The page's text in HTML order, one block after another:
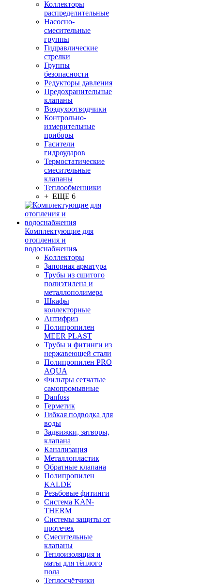
Коллекторы
распределительные
Насосно-
смесительные
группы
Гидравлические
стрелки
Группы
безопасности
Редукторы давления
Предохранительные
клапаны
Воздухоотводчики
Контрольно-
измерительные
приборы
Гасители
гидроударов
Термостатические
смесительные
клапаны
Теплообменники
+ ЕЩЕ 6
Комплектующие для
отопления и
водоснабжения
Коллекторы
Запорная арматура
Трубы из сшитого
полиэтилена и
металлополимера
Шкафы
коллекторные
Антифриз
Полипропилен
MEER PLAST
Трубы и фитинги из
нержавеющей стали
Полипропилен PRO
AQUA
Фильтры сетчатые
самопромывные
Danfoss
Герметик
Гибкая подводка для
воды
Задвижки, затворы,
клапана
Канализация
Металлопластик
Обратные клапана
Полипропилен
KALDE
Резьбовые фитинги
Система KAN-
THERM
Системы защиты от
протечек
Смесительные
клапаны
Теплоизоляция и
маты для тёплого
пола
Теплосчётчики